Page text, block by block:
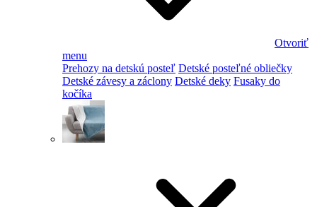
Otvoriť
menu
Prehozy na detskú posteľ Detské posteľné obliečky
Detské závesy a záclony Detské deky Fusaky do
kočíka